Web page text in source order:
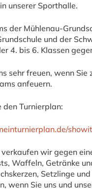
unserer Sporthalle.
der Mühlenau-
und der
4. bis 6. Klassen
sehr freuen, wenn Sie
anfeuern.
den Turnierplan:
verkaufen wir gegen
Waffeln, Getränke
Setzlinge
wenn Sie uns und